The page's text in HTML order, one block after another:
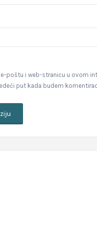
poštu i web-stranicu u ovom
put kada budem